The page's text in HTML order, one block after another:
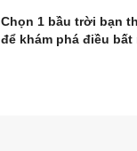
Chọn 1 bầu trời bạn
để khám phá điều